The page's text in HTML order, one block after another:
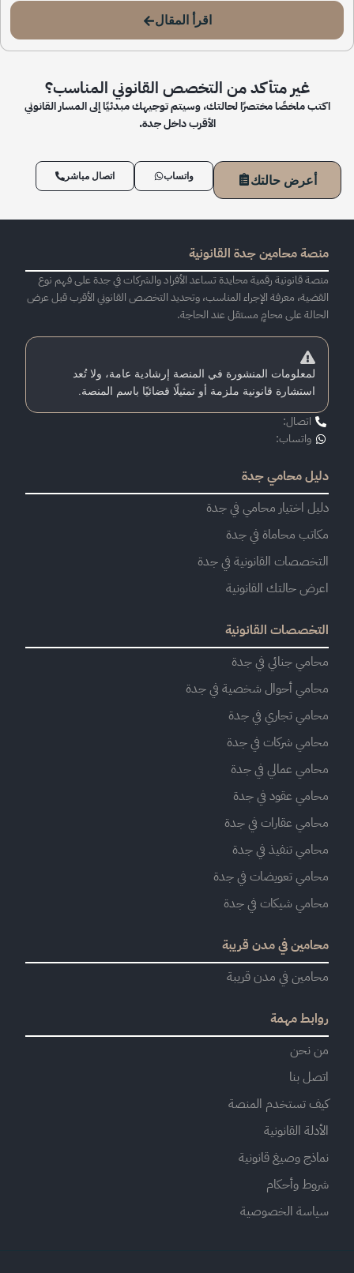
اقرأ المقال
غير متأكد من التخصص القانوني المناسب؟
اكتب ملخصًا مختصرًا لحالتك، وسيتم توجيهك مبدئيًا إلى المسار القانوني
الأقرب داخل جدة.
أعرض حالتك واتساب اتصال مباشر
منصة محامين جدة القانونية
منصة قانونية رقمية محايدة تساعد الأفراد والشركات في جدة على فهم نوع
القضية، معرفة الإجراء المناسب، وتحديد التخصص القانوني الأقرب قبل عرض
الحالة على محامٍ مستقل عند الحاجة.
لمعلومات المنشورة في المنصة إرشادية عامة، ولا تُعد
استشارة قانونية ملزمة أو تمثيلًا قضائيًا باسم المنصة.
اتصال:
واتساب:
دليل محامي جدة
دليل اختيار محامي في جدة
مكاتب محاماة في جدة
التخصصات القانونية في جدة
اعرض حالتك القانونية
التخصصات القانونية
محامي جنائي في جدة
محامي أحوال شخصية في جدة
محامي تجاري في جدة
محامي شركات في جدة
محامي عمالي في جدة
محامي عقود في جدة
محامي عقارات في جدة
محامي تنفيذ في جدة
محامي تعويضات في جدة
محامي شيكات في جدة
محامين في مدن قريبة
محامين في مدن قريبة
روابط مهمة
من نحن
اتصل بنا
كيف تستخدم المنصة
الأدلة القانونية
نماذج وصيغ قانونية
شروط وأحكام
سياسة الخصوصية